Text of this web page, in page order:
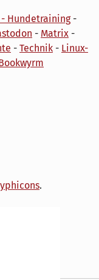
Hundetraining-
- Matrix -
- Technik - Linux-
.